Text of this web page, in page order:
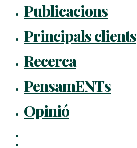
Publicacions
Principals clients
Recerca
PensamENTs
Opinió